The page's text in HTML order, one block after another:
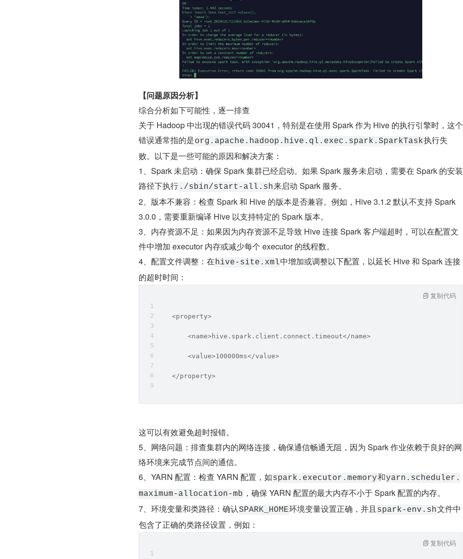
【问题原因分析】
综合分析如下可能性，逐一排查
关于 Hadoop 中出现的错误代码 30041，特别是在使用 Spark 作为 Hive 的执行引擎时，这个
错误通常指的是org.apache.hadoop.hive.ql.exec.spark.SparkTask执行失
败。以下是一些可能的原因和解决方案：
1、Spark 未启动：确保 Spark 集群已经启动。如果 Spark 服务未启动，需要在 Spark 的安装
路径下执行 ./sbin/start-all.sh来启动 Spark 服务。
2、版本不兼容：检查 Spark 和 Hive 的版本是否兼容。例如，Hive 3.1.2 默认不支持 Spark
3.0.0，需要重新编译 Hive 以支持特定的 Spark 版本。
3、内存资源不足：如果因为内存资源不足导致 Hive 连接 Spark 客户端超时，可以在配置文
件中增加 executor 内存或减少每个 executor 的线程数。
4、配置文件调整：在hive-site.xml中增加或调整以下配置，以延长 Hive 和 Spark 连接
的超时时间：
   <property>
       <name>hive.spark.client.connect.timeout</name>
       <value>100000ms</value>
   </property>
复制代码
这可以有效避免超时报错。
5、网络问题：排查集群内的网络连接，确保通信畅通无阻，因为 Spark 作业依赖于良好的网
络环境来完成节点间的通信。
6、YARN 配置：检查 YARN 配置，如spark.executor.memory和yarn.scheduler.
maximum-allocation-mb ，确保 YARN 配置的最大内存不小于 Spark 配置的内存。
7、环境变量和类路径：确认SPARK_HOME环境变量设置正确，并且 spark-env.sh文件中
包含了正确的类路径设置，例如：
复制代码